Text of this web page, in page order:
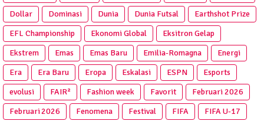
Dollar
Dominasi Dunia Dunia Futsal
Earthshot Prize
EFL Championship
Ekonomi Global
Eksitron Gelap
Ekstrem
Emas Emas Baru Emilia-Romagna
Energi
Era
Era Baru Eropa Eskalasi ESPN
Esports
evolusi
FAIR² Fashion week Favorit
Februari 2026
Februari 2026
Fenomena Festival FIFA
FIFA U-17